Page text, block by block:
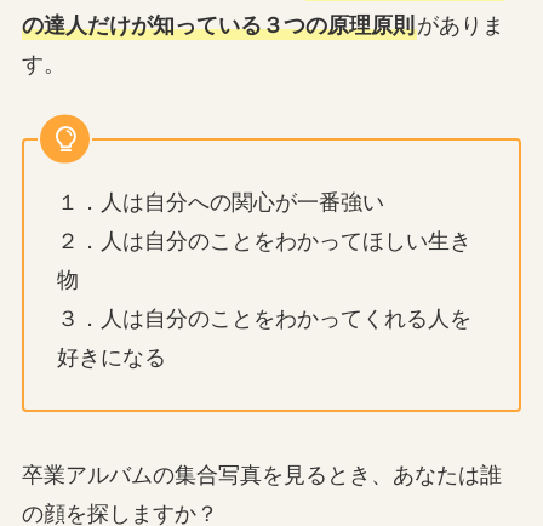
の達人だけが知っている３つの原理原則がありま
す。
１．人は自分への関心が一番強い
２．人は自分のことをわかってほしい生き
物
３．人は自分のことをわかってくれる人を
好きになる
卒業アルバムの集合写真を見るとき、あなたは誰
の顔を探しますか？